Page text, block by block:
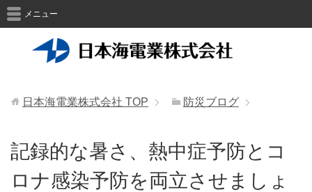
メニュー
日本海電業株式会社 TOP 防災ブログ
記録的な暑さ、熱中症予防とコ
ロナ感染予防を両立させましょ